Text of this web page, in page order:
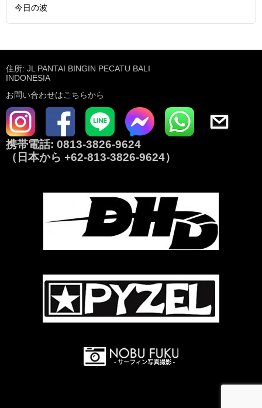
今日の波
住所: JL PANTAI BINGIN PECATU BALI
INDONESIA
お問い合わせはこちらから
携帯電話: 0813-3826-9624
（日本から +62-813-3826-9624）